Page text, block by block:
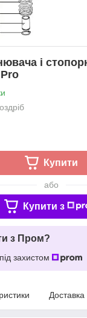
і
Купити
або
Купити з
з Пром?
захистом
Доставка